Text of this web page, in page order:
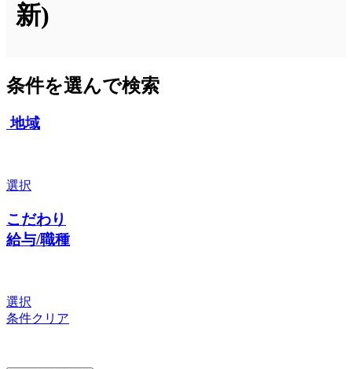
新)
条件を選んで検索
地域
選択
こだわり
給与/職種
選択
条件クリア